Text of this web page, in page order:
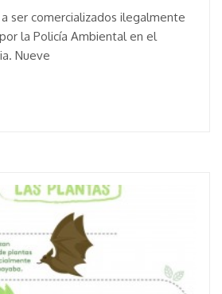
a ser comercializados ilegalmente
la Policía Ambiental en el
Nueve